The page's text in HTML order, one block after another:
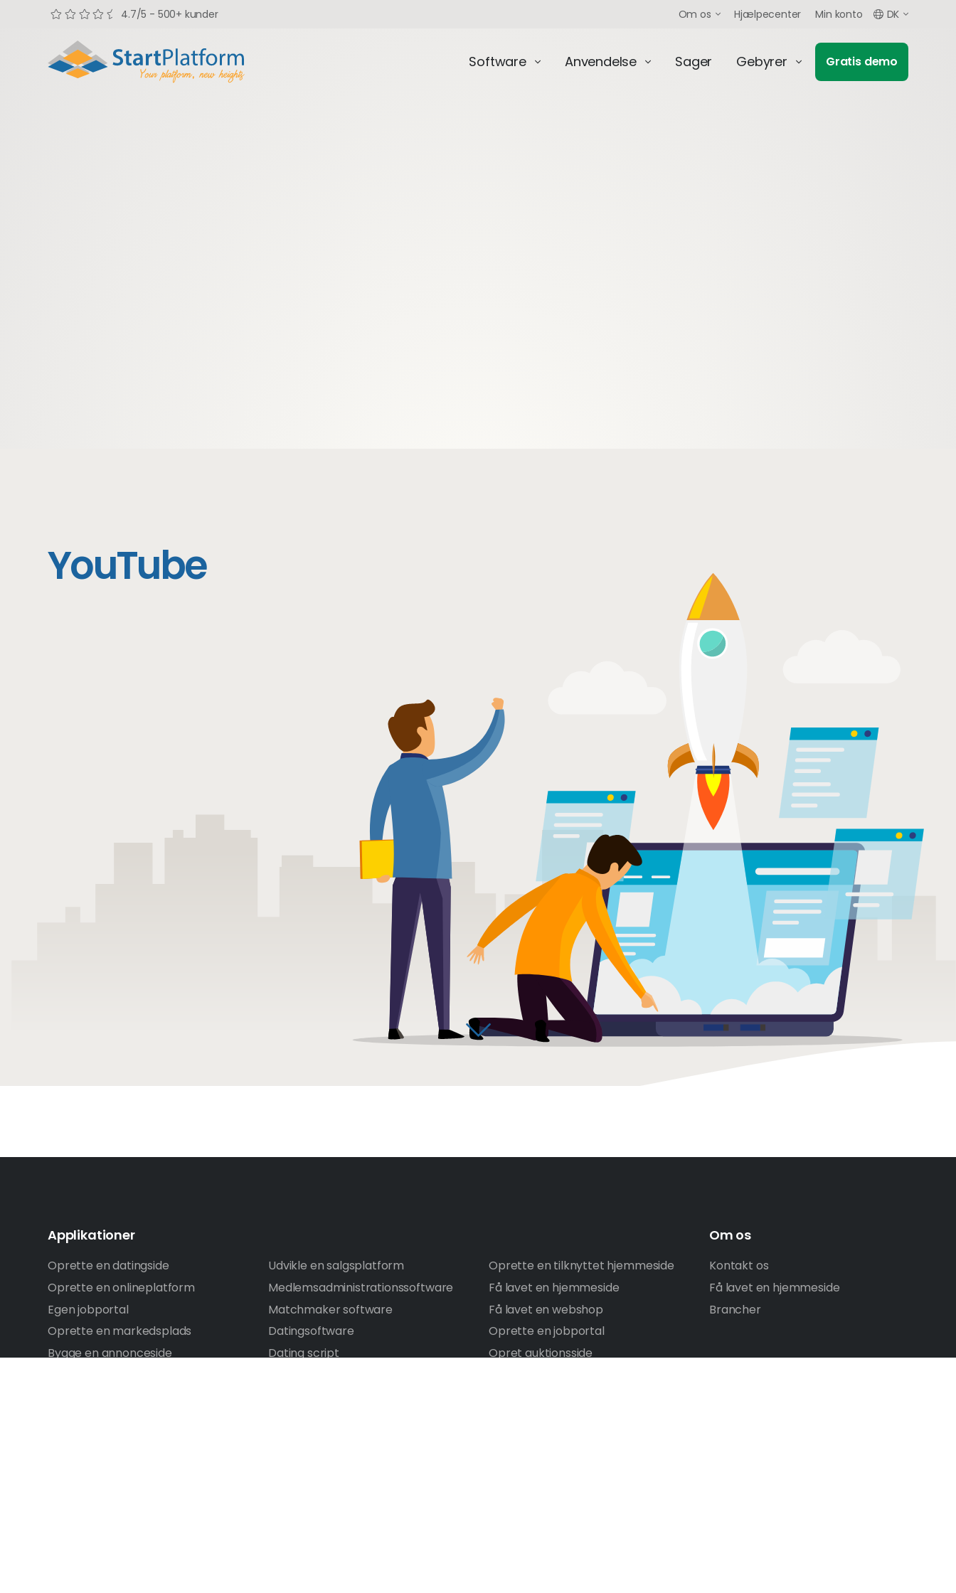
YouTube
4.7/5 - 500+ kunder Om os Hjælpecenter Min konto DK
Software Anvendelse Sager Gebyrer Gratis demo
Applikationer
Oprette en datingside
Oprette en onlineplatform
Egen jobportal
Oprette en markedsplads
Bygge en annonceside
Udvikle en salgsplatform
Medlemsadministrationssoftware
Matchmaker software
Datingsoftware
Dating script
Oprette en tilknyttet hjemmeside
Få lavet en hjemmeside
Få lavet en webshop
Oprette en jobportal
Opret auktionsside
Om os
Kontakt os
Få lavet en hjemmeside
Brancher